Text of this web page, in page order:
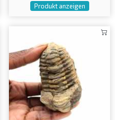
Produkt anzeigen